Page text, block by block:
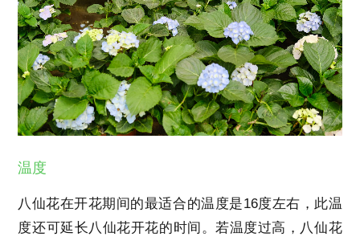
温度
八仙花在开花期间的最适合的温度是16度左右，此温
度还可延长八仙花开花的时间。若温度过高，八仙花